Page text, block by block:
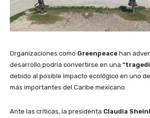
Organizaciones como Greenpeace han
desarrollo podría convertirse en una
debido al posible impacto ecológico en uno
más importantes del Caribe mexicano.
Ante las críticas, la presidenta Claudia